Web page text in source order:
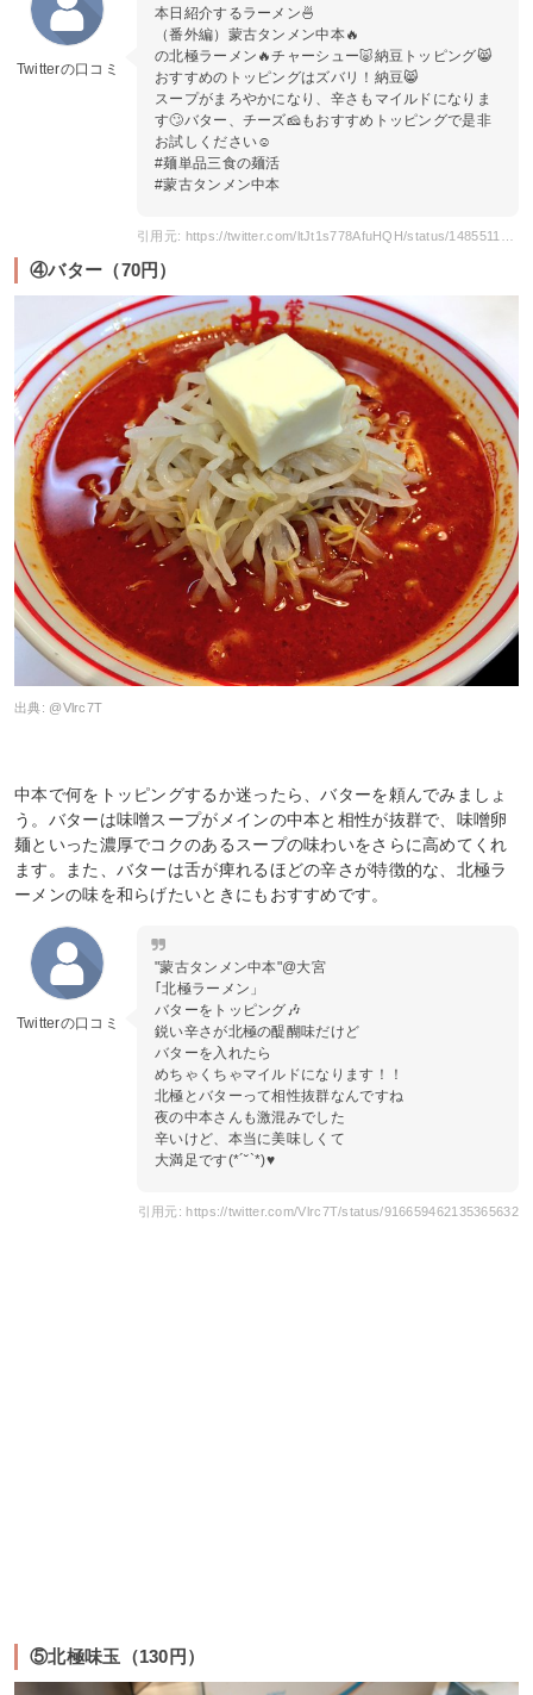
Twitterの口コミ
本日紹介するラーメン🍜
（番外編）蒙古タンメン中本🔥
の北極ラーメン🔥チャーシュー🐷納豆トッピング😸
おすすめのトッピングはズバリ！納豆😸
スープがまろやかになり、辛さもマイルドになりま
す🙄バター、チーズ🧀もおすすめトッピングで是非
お試しください☺️
#麺単品三食の麺活
#蒙古タンメン中本
④バター（70円）
出典: @Vlrc7T
中本で何をトッピングするか迷ったら、バターを頼んでみましょ
う。バターは味噌スープがメインの中本と相性が抜群で、味噌卵
麺といった濃厚でコクのあるスープの味わいをさらに高めてくれ
ます。また、バターは舌が痺れるほどの辛さが特徴的な、北極ラ
ーメンの味を和らげたいときにもおすすめです。
Twitterの口コミ
"蒙古タンメン中本"@大宮
｢北極ラーメン」
バターをトッピング🎶
鋭い辛さが北極の醍醐味だけど
バターを入れたら
めちゃくちゃマイルドになります！！
北極とバターって相性抜群なんですね
夜の中本さんも激混みでした
辛いけど、本当に美味しくて
大満足です(*´˘`*)♥
引用元: https://twitter.com/Vlrc7T/status/916659462135365632
⑤北極味玉（130円）